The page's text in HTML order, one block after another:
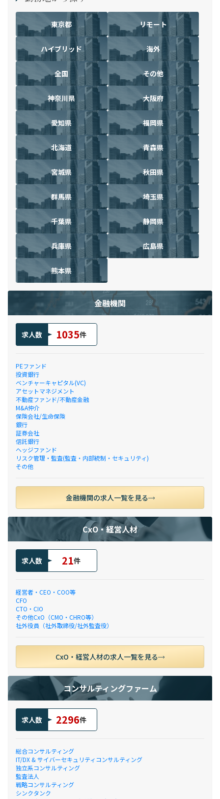
東京都 リモート
ハイブリッド 海外
全国 その他
神奈川県 大阪府
愛知県 福岡県
北海道 青森県
宮城県 秋田県
群馬県 埼玉県
千葉県 静岡県
兵庫県 広島県
熊本県
金融機関
求人数 1035件
PEファンド
投資銀行
ベンチャーキャピタル(VC)
アセットマネジメント
不動産ファンド/不動産金融
M&A仲介
保険会社/生命保険
銀行
証券会社
信託銀行
ヘッジファンド
リスク管理・監査(監査・内部統制・セキュリティ)
その他
金融機関の求人一覧を見る
CxO・経営人材
求人数 21件
経営者・CEO・COO等
CFO
CTO・CIO
その他CxO（CMO・CHRO等）
社外役員（社外取締役/社外監査役）
CxO・経営人材の求人一覧を見る
コンサルティングファーム
求人数 2296件
総合コンサルティング
IT/DX & サイバーセキュリティコンサルティング
独立系コンサルティング
監査法人
戦略コンサルティング
シンクタンク